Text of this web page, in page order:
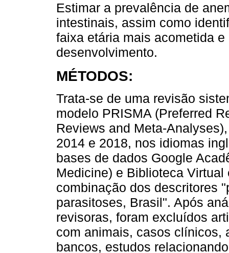
Estimar a prevalência de
intestinais, assim como
faixa etária mais acometida
desenvolvimento.
MÉTODOS:
Trata-se de uma revisão
modelo PRISMA (Preferred
Reviews and Meta-
2014 e 2018, nos idiomas
bases de dados Google
Medicine) e Biblioteca
combinação dos descritores
parasitoses, Brasil". Após
revisoras, foram excluídos
com animais, casos clínicos,
bancos, estudos